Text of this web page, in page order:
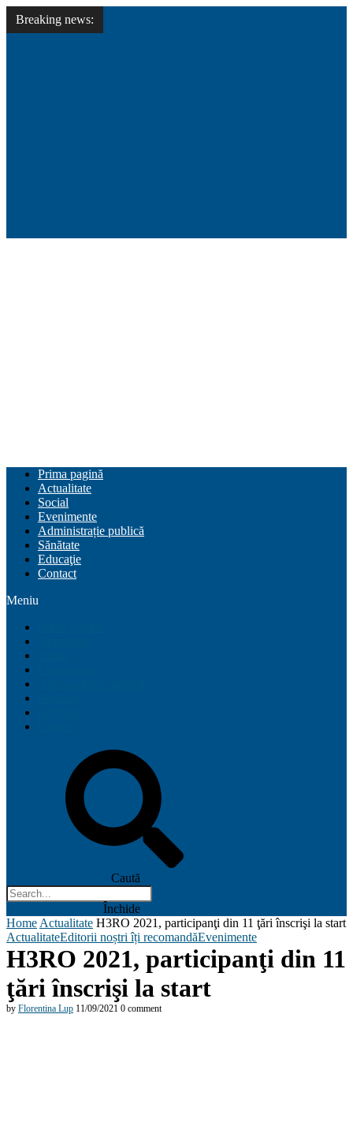
Breaking news:
Prima pagină
Actualitate
Social
Evenimente
Administrație publică
Sănătate
Educaţie
Contact
Meniu
Caută
Închide
Home Actualitate H3RO 2021, participanţi din 11 ţări înscrişi la start
ActualitateEditorii noștri îți recomandăEvenimente
H3RO 2021, participanţi din 11
ţări înscrişi la start
by Florentina Lup 11/09/2021 0 comment